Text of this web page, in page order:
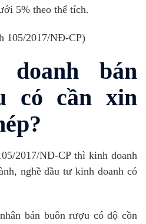
5% theo thể tích.
105/2017/NĐ-CP)
bán
có cần xin
2017/NĐ-CP thì kinh doanh
nghề đầu tư kinh doanh có
bán buôn rượu có độ cồn